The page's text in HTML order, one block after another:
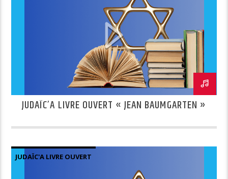
JUDAÏC’A LIVRE OUVERT « JEAN BAUMGARTEN »
JUDAÏC'A LIVRE OUVERT